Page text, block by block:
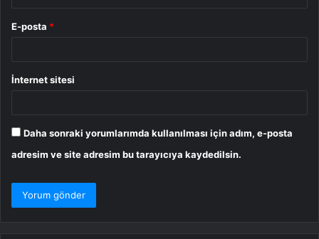
E-posta *
İnternet sitesi
Daha sonraki yorumlarımda kullanılması için adım, e-posta
adresim ve site adresim bu tarayıcıya kaydedilsin.